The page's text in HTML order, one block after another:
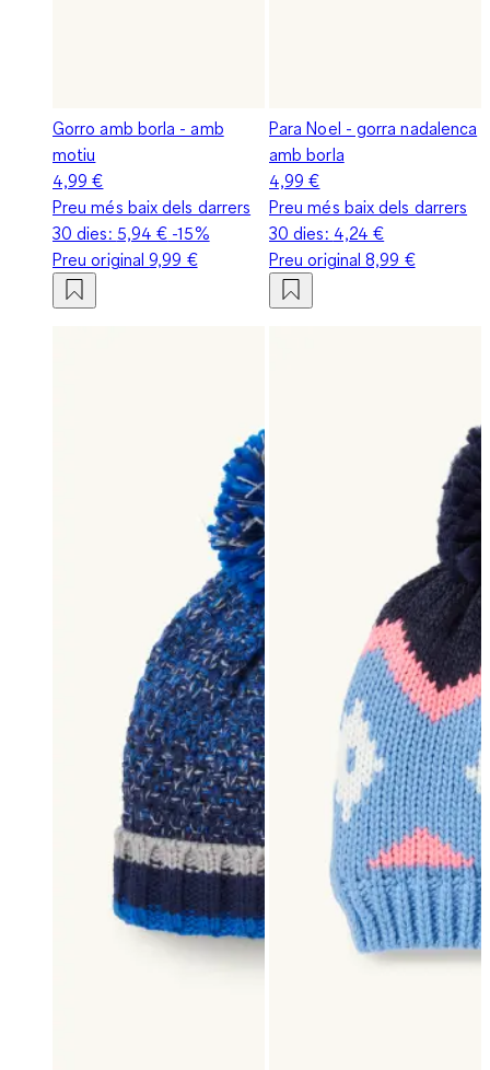
Gorro amb borla - amb
motiu
4,99 €
Preu més baix dels darrers
30 dies: 5,94 € -15%
Preu original9,99 €
Para Noel - gorra nadalenca
amb borla
4,99 €
Preu més baix dels darrers
30 dies: 4,24 €
Preu original8,99 €